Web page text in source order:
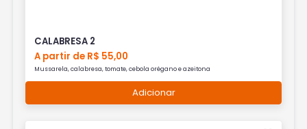
CALABRESA 2
A partir de R$ 55,00
Mussarela, calabresa, tomate, cebola orégano e azeitona
Adicionar